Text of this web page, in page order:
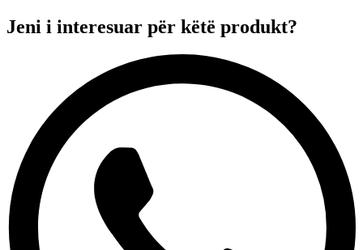
Jeni i interesuar për këtë produkt?